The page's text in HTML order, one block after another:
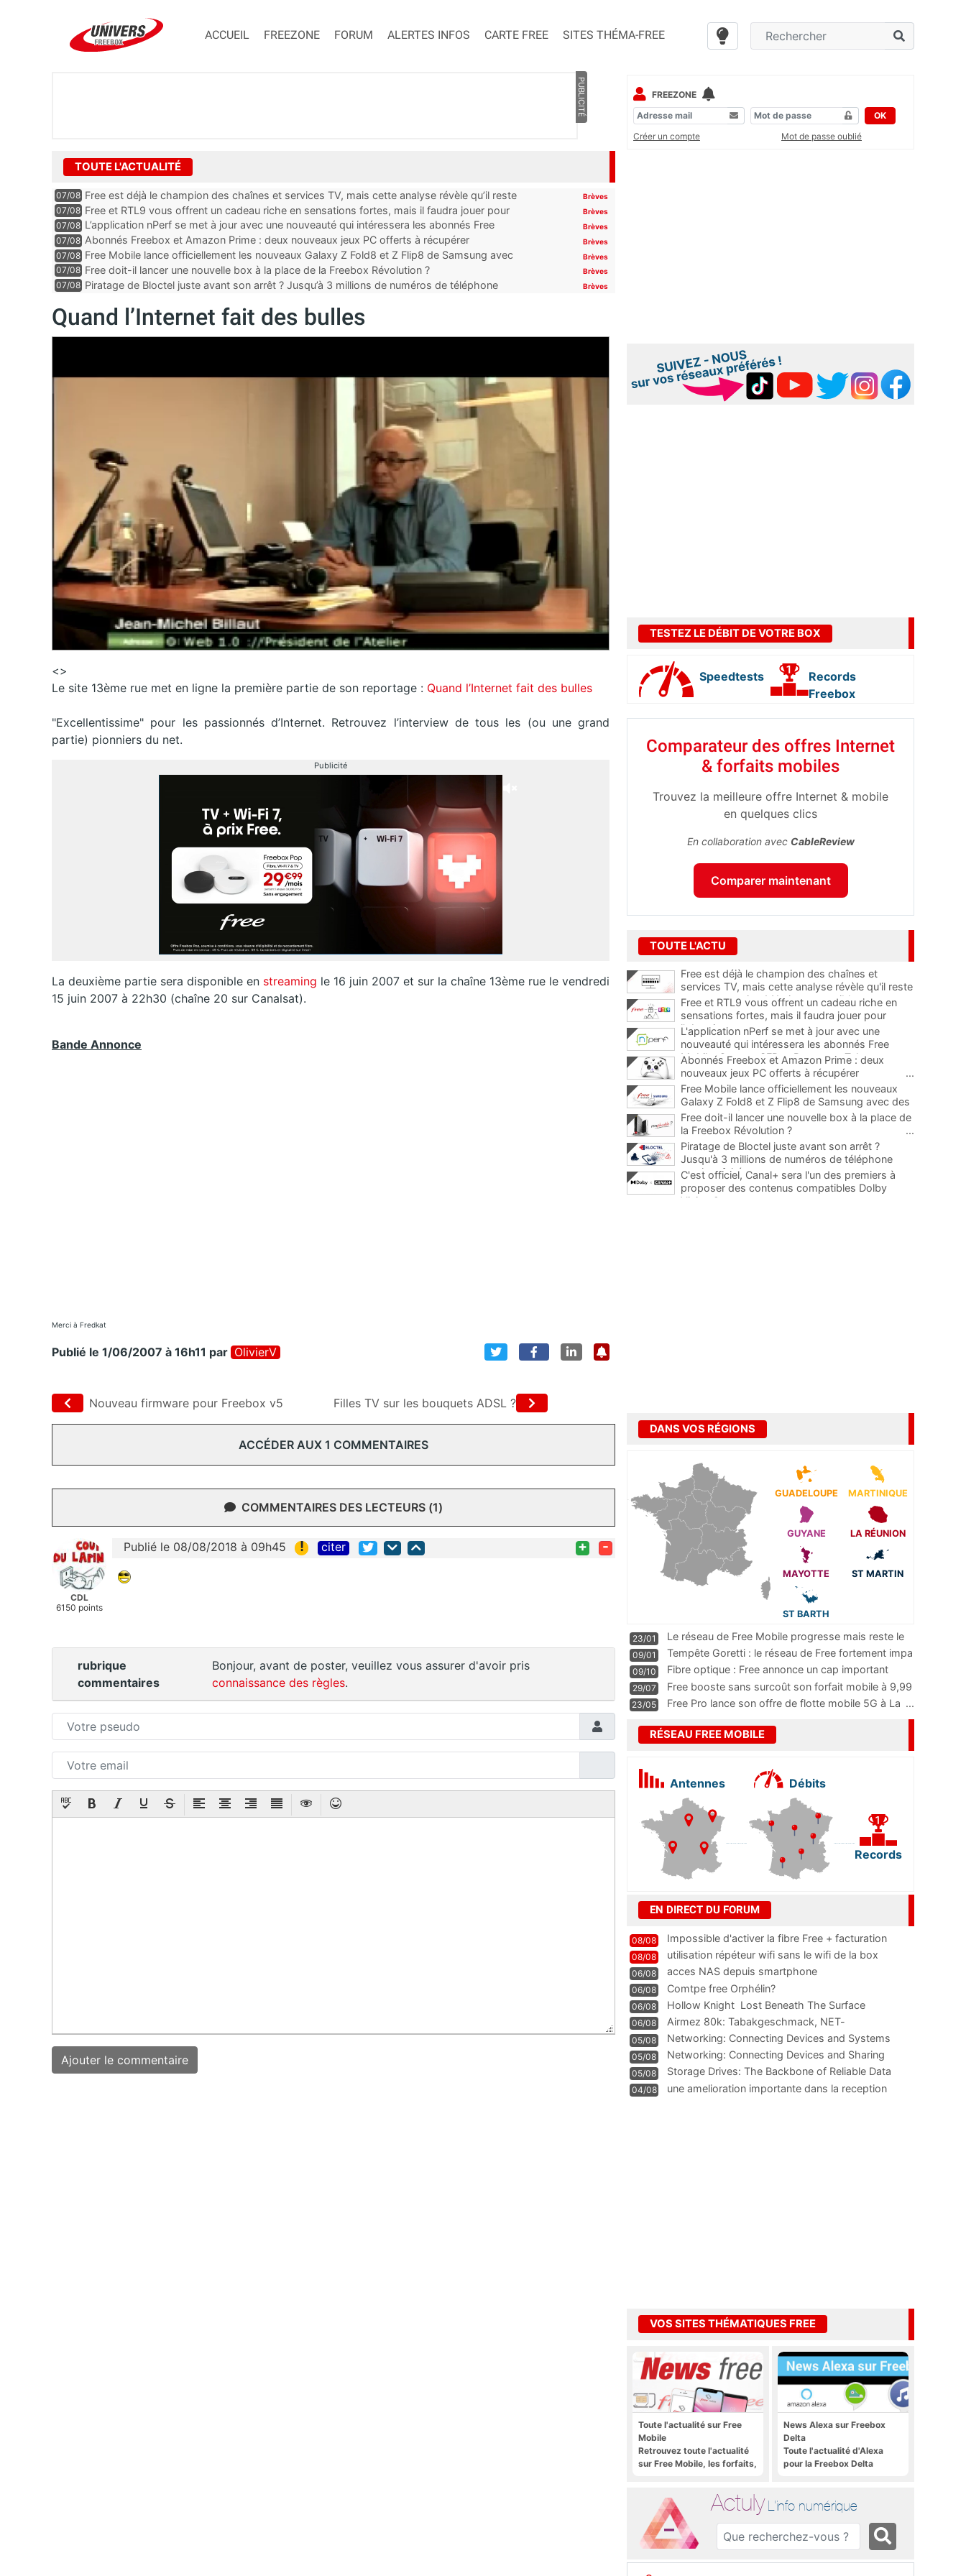
ACCUEIL FREEZONE FORUM ALERTES INFOS CARTE FREE SITES THÉMA-FREE
PUBLICITÉ
TOUTE L'ACTUALITÉ
07/08 Free est déjà le champion des chaînes et services TV, mais cette analyse révèle qu’il reste
encore au moin...
Brèves
07/08 Free et RTL9 vous offrent un cadeau riche en sensations fortes, mais il faudra jouer pour
l’obtenir
Brèves
07/08 L’application nPerf se met à jour avec une nouveauté qui intéressera les abonnés Free
Mobile, Orange, SFR ...
Brèves
07/08 Abonnés Freebox et Amazon Prime : deux nouveaux jeux PC offerts à récupérer Brèves
07/08 Free Mobile lance officiellement les nouveaux Galaxy Z Fold8 et Z Flip8 de Samsung avec
des promos et des cadeaux
Brèves
07/08 Free doit-il lancer une nouvelle box à la place de la Freebox Révolution ? Brèves
07/08 Piratage de Bloctel juste avant son arrêt ? Jusqu’à 3 millions de numéros de téléphone
Brèves
Quand l’Internet fait des bulles
<>
Le site 13ème rue met en ligne la première partie de son reportage : Quand l’Internet fait des bulles
"Excellentissime" pour les passionnés d’Internet. Retrouvez l’interview de tous les (ou une grand
partie) pionniers du net.
Publicité
La deuxième partie sera disponible en streaming le 16 juin 2007 et sur la chaîne 13ème rue le vendredi
15 juin 2007 à 22h30 (chaîne 20 sur Canalsat).
Bande Annonce
Merci à Fredkat
Publié le 1/06/2007 à 16h11 par OlivierV
Nouveau firmware pour Freebox v5 Filles TV sur les bouquets ADSL ?
ACCÉDER AUX 1 COMMENTAIRES
COMMENTAIRES DES LECTEURS (1)
CDL
6150 points
Publié le 08/08/2018 à 09h45 ! citer + -
rubrique
commentaires
Bonjour, avant de poster, veuillez vous assurer d'avoir pris
connaissance des règles.
FREEZONE
OK
Créer un compte
Mot de passe oublié
TESTEZ LE DÉBIT DE VOTRE BOX
Speedtests
Records
Freebox
Comparateur des offres Internet
& forfaits mobiles
Trouvez la meilleure offre Internet & mobile
en quelques clics
En collaboration avec CableReview
Comparer maintenant
TOUTE L'ACTU
Free est déjà le champion des chaînes et
services TV, mais cette analyse révèle qu'il reste
encore au moins 141 ajouts possibles
Free et RTL9 vous offrent un cadeau riche en
sensations fortes, mais il faudra jouer pour
l'obtenir
L'application nPerf se met à jour avec une
nouveauté qui intéressera les abonnés Free
Mobile, Orange, SFR et Bouygues Telecom
Abonnés Freebox et Amazon Prime : deux
nouveaux jeux PC offerts à récupérer
...
Free Mobile lance officiellement les nouveaux
Galaxy Z Fold8 et Z Flip8 de Samsung avec des
promos et des cadeaux
...
Free doit-il lancer une nouvelle box à la place de
la Freebox Révolution ?
...
Piratage de Bloctel juste avant son arrêt ?
Jusqu'à 3 millions de numéros de téléphone
auraient fuité
C'est officiel, Canal+ sera l'un des premiers à
proposer des contenus compatibles Dolby
Vision 2
DANS VOS RÉGIONS
GUADELOUPE MARTINIQUE
GUYANE LA RÉUNION
MAYOTTE ST MARTIN
ST BARTH
23/01
Le réseau de Free Mobile progresse mais reste le
m
...
09/01
Tempête Goretti : le réseau de Free fortement impa
09/10
Fibre optique : Free annonce un cap important
pass
...
29/07
Free booste sans surcoût son forfait mobile à 9,99
23/05 Free Pro lance son offre de flotte mobile 5G à La ...
RÉSEAU FREE MOBILE
Antennes Débits
Records
EN DIRECT DU FORUM
08/08
Impossible d'activer la fibre Free + facturation
résiliation
08/08 utilisation répéteur wifi sans le wifi de la box
06/08 acces NAS depuis smartphone
06/08 Comtpe free Orphélin?
06/08 Hollow Knight  Lost Beneath The Surface
06/08
Airmez 80k: Tabakgeschmack, NET-
Technologie und Leistung im
05/08 Networking: Connecting Devices and Systems
05/08
Networking: Connecting Devices and Sharing
Information
05/08
Storage Drives: The Backbone of Reliable Data
Management
04/08
une amelioration importante dans la reception
VOS SITES THÉMATIQUES FREE
Toute l'actualité sur Free
Mobile
Retrouvez toute l'actualité
sur Free Mobile, les forfaits,
bien plus encore
News Alexa sur Freebox
Delta
Toute l'actualité d'Alexa
pour la Freebox Delta
Actuly L'info numérique